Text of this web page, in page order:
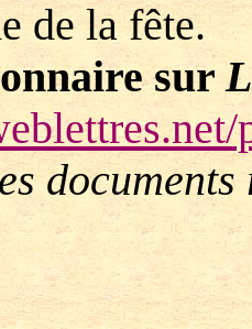
de la fête.
sur
documents